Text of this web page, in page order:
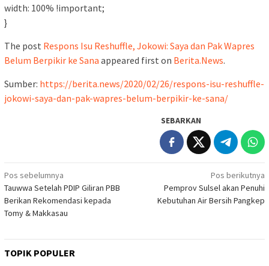
width: 100% !important;
}
The post Respons Isu Reshuffle, Jokowi: Saya dan Pak Wapres
Belum Berpikir ke Sana appeared first on Berita.News.
Sumber: https://berita.news/2020/02/26/respons-isu-reshuffle-
jokowi-saya-dan-pak-wapres-belum-berpikir-ke-sana/
SEBARKAN
Navigasi
pos
Pos sebelumnya
Tauwwa Setelah PDIP Giliran PBB
Berikan Rekomendasi kepada
Tomy & Makkasau
Pos berikutnya
Pemprov Sulsel akan Penuhi
Kebutuhan Air Bersih Pangkep
TOPIK POPULER